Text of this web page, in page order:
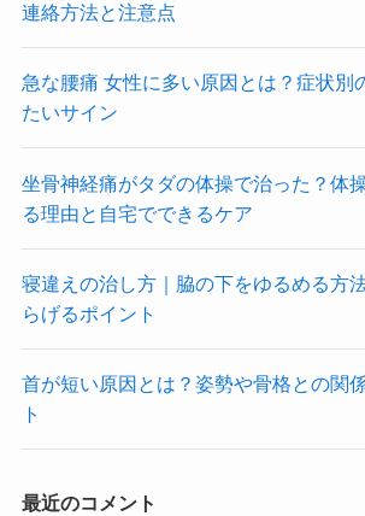
連絡方法と注意点
急な腰痛 女性に多い原因とは？症状別
たいサイン
坐骨神経痛がタダの体操で治った？体
る理由と自宅でできるケア
寝違えの治し方｜脇の下をゆるめる方
らげるポイント
首が短い原因とは？姿勢や骨格との関
ト
最近のコメント